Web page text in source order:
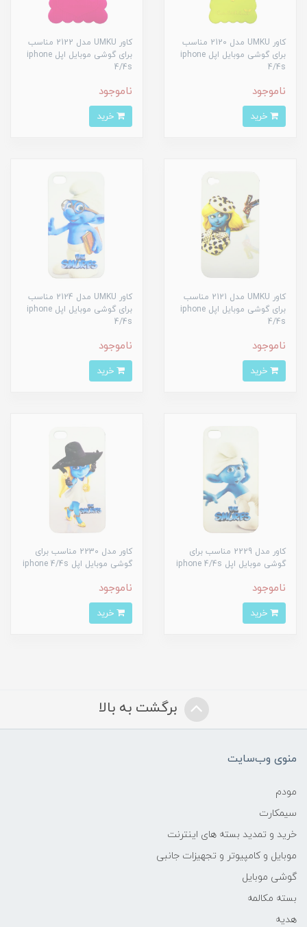
کاور UMKU مدل 2120 مناسب
برای گوشی موبایل اپل iphone
4/4s
ناموجود
کاور UMKU مدل 2122 مناسب
برای گوشی موبایل اپل iphone
4/4s
ناموجود
کاور UMKU مدل 2121 مناسب
برای گوشی موبایل اپل iphone
4/4s
ناموجود
کاور UMKU مدل 2124 مناسب
برای گوشی موبایل اپل iphone
4/4s
ناموجود
کاور مدل 2229 مناسب برای
گوشی موبایل اپل iphone 4/4s
ناموجود
کاور مدل 2230 مناسب برای
گوشی موبایل اپل iphone 4/4s
ناموجود
برگشت به بالا
منوی وب‌سایت
مودم
سیمکارت
خرید و تمدید بسته های اینترنت
موبایل و کامپیوتر و تجهیزات جانبی
گوشی موبایل
بسته مکالمه
هدیه